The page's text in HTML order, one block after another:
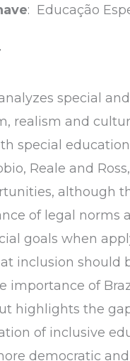
: Educação
special
realism and
special
Reale and
although
of legal norms
goals when
inclusion should
importance of
highlights the
of inclusive
democratic